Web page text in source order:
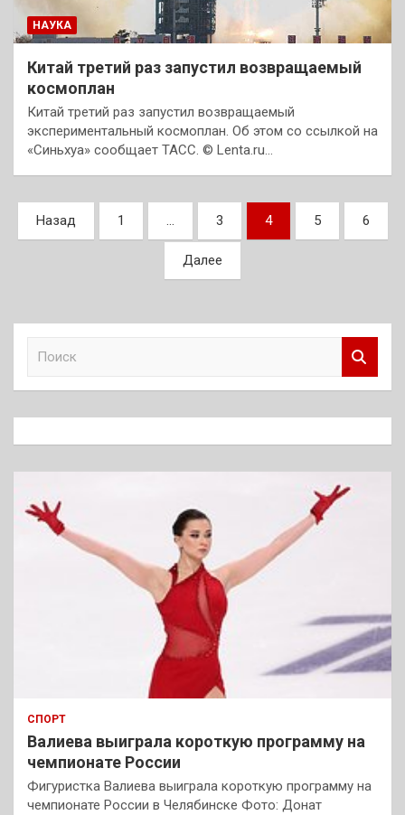
НАУКА
Китай третий раз запустил возвращаемый
космоплан
Китай третий раз запустил возвращаемый
экспериментальный космоплан. Об этом со ссылкой на
«Синьхуа» сообщает ТАСС. © Lenta.ru…
Пагинация
записей
Назад 1 … 3 4 5 6
Далее
к
СПОРТ
Валиева выиграла короткую программу на
чемпионате России
Фигуристка Валиева выиграла короткую программу на
чемпионате России в Челябинске Фото: Донат